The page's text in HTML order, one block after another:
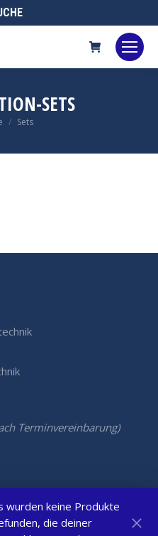
SETS
sich hier:
Sets
wurden keine Produkte
die deiner
Terminvereinbarung)